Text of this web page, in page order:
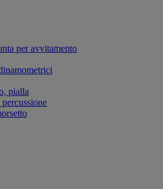
per avvitamento
pialla